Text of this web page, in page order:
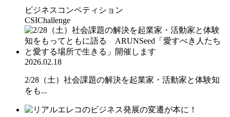
ビジネスコンペティション
CSIChallenge
2026.02.18
2/28（土）社会課題の解決を起業家・活動家と体験知
をも...